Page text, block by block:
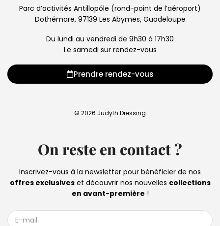
Parc d’activités Antillopôle (rond-point de l’aéroport)
Dothémare, 97139 Les Abymes, Guadeloupe
Du lundi au vendredi de 9h30 à 17h30
Le samedi sur rendez-vous
Prendre rendez-vous
© 2026 Judyth Dressing
On reste en contact ?
Inscrivez-vous à la newsletter pour bénéficier de nos
offres exclusiveset découvrir nos nouvelles collections
en avant-première !